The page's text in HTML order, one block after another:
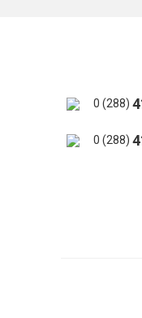
Bu
0 (288)
0 (288)